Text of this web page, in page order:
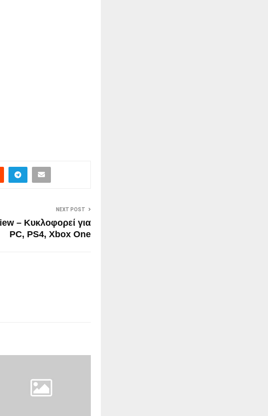
NEXT POST
– Κυκλοφορεί για
PC, PS4, Xbox One